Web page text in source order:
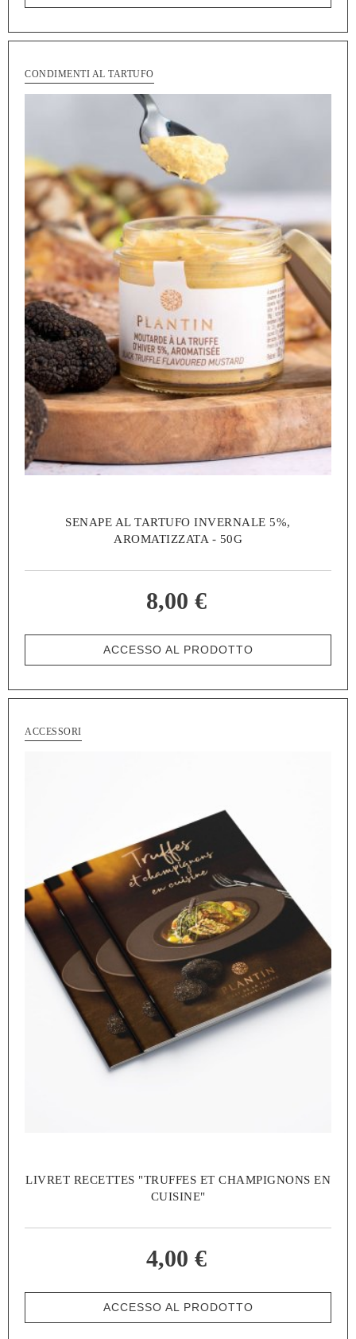
CONDIMENTI AL TARTUFO
SENAPE AL TARTUFO INVERNALE 5%,
AROMATIZZATA - 50G
8,00 €
ACCESSO AL PRODOTTO
ACCESSORI
LIVRET RECETTES "TRUFFES ET CHAMPIGNONS EN
CUISINE"
4,00 €
ACCESSO AL PRODOTTO